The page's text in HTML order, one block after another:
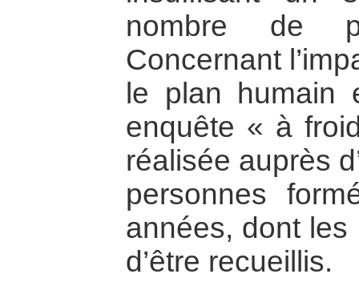
nombre de
Concernant
le plan humain
enquête « à
réalisée auprès
personnes
années, dont
d’être recueillis.